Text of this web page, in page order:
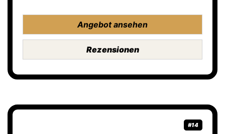
Angebot ansehen
Rezensionen
#14